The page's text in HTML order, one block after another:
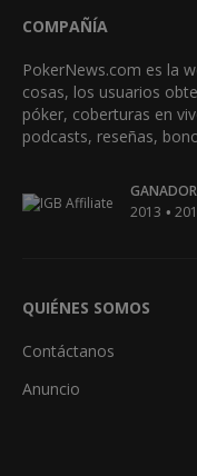
COMPAÑÍA
PokerNews.com es la
cosas, los usuarios
póker, coberturas en
podcasts, reseñas,
2013 •
QUIÉNES SOMOS
Contáctanos
Anuncio